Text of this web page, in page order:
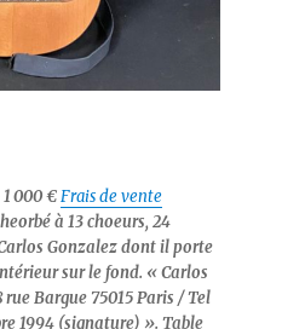
000 €Frais de vente
à 13 choeurs, 24
Gonzalez dont il porte
sur le fond. « Carlos
Bargue 75015 Paris / Tel
1994 (signature) ». Table